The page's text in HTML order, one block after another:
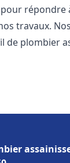
répondre
travaux.
de plombier